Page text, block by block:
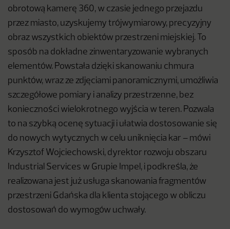
obrotową kamerę 360, w czasie jednego przejazdu
przez miasto, uzyskujemy trójwymiarowy, precyzyjny
obraz wszystkich obiektów przestrzeni miejskiej. To
sposób na dokładne zinwentaryzowanie wybranych
elementów. Powstała dzięki skanowaniu chmura
punktów, wraz ze zdjęciami panoramicznymi, umożliwia
szczegółowe pomiary i analizy przestrzenne, bez
konieczności wielokrotnego wyjścia w teren. Pozwala
to na szybką ocenę sytuacji i ułatwia dostosowanie się
do nowych wytycznych w celu uniknięcia kar – mówi
Krzysztof Wojciechowski, dyrektor rozwoju obszaru
Industrial Services w Grupie Impel, i podkreśla, że
realizowana jest już usługa skanowania fragmentów
przestrzeni Gdańska dla klienta stojącego w obliczu
dostosowań do wymogów uchwały.